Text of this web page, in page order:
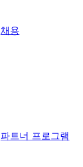
채용
파트너 프로그램